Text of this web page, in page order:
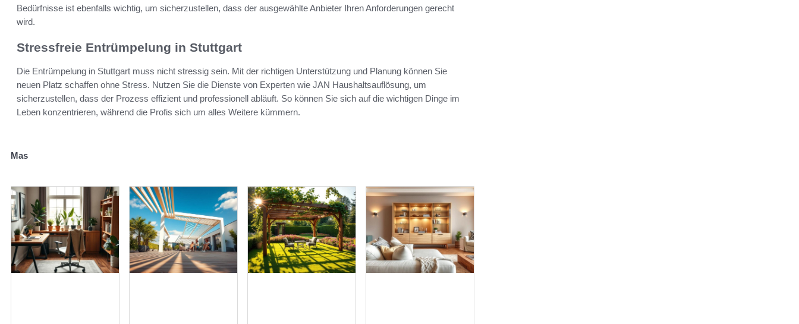
Bedürfnisse ist ebenfalls wichtig, um sicherzustellen, dass der ausgewählte Anbieter Ihren Anforderungen gerecht
wird.
Stressfreie Entrümpelung in Stuttgart
Die Entrümpelung in Stuttgart muss nicht stressig sein. Mit der richtigen Unterstützung und Planung können Sie
neuen Platz schaffen ohne Stress. Nutzen Sie die Dienste von Experten wie JAN Haushaltsauflösung, um
sicherzustellen, dass der Prozess effizient und professionell abläuft. So können Sie sich auf die wichtigen Dinge im
Leben konzentrieren, während die Profis sich um alles Weitere kümmern.
Mas